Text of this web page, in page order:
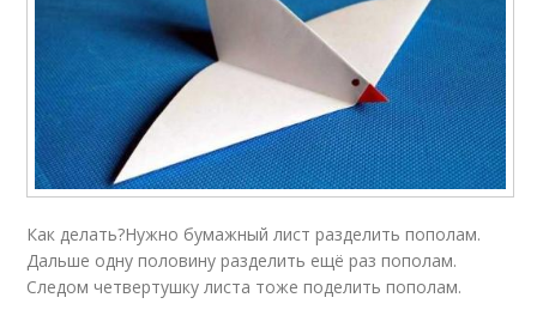
Как делать?Нужно бумажный лист разделить пополам.
Дальше одну половину разделить ещё раз пополам.
Следом четвертушку листа тоже поделить пополам.